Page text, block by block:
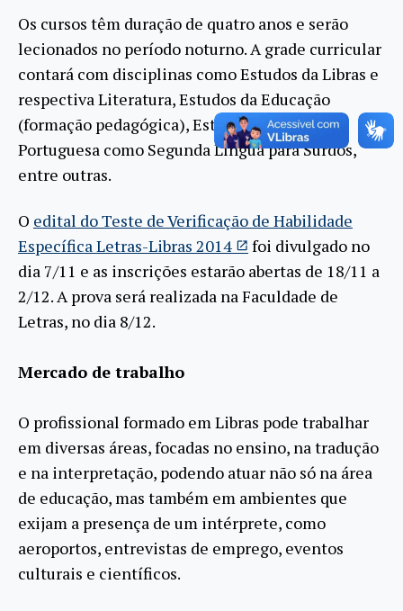
Os cursos têm duração de quatro anos e serão
lecionados no período noturno. A grade curricular
contará com disciplinas como Estudos da Libras e
respectiva Literatura, Estudos da Educação
(formação pedagógica), Estudos da Língua
Portuguesa como Segunda Língua para Surdos,
entre outras.
O edital do Teste de Verificação de Habilidade
Específica Letras-Libras 2014
foi divulgado no
dia 7/11 e as inscrições estarão abertas de 18/11 a
2/12. A prova será realizada na Faculdade de
Letras, no dia 8/12.
Mercado de trabalho
O profissional formado em Libras pode trabalhar
em diversas áreas, focadas no ensino, na tradução
e na interpretação, podendo atuar não só na área
de educação, mas também em ambientes que
exijam a presença de um intérprete, como
aeroportos, entrevistas de emprego, eventos
culturais e científicos.